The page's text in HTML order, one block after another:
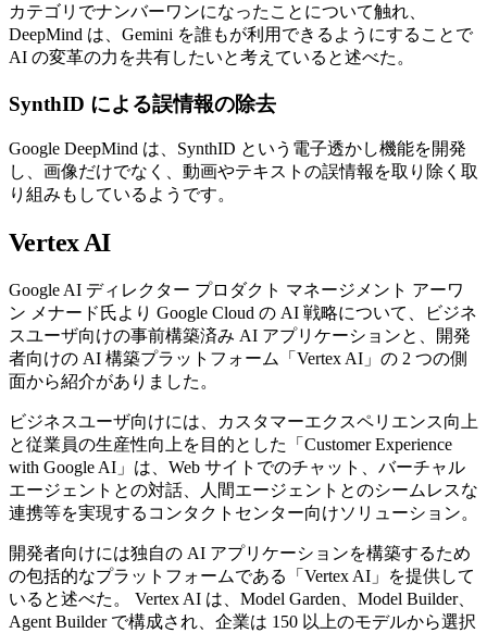
カテゴリでナンバーワンになったことについて触れ、
DeepMind は、Gemini を誰もが利用できるようにすることで
AI の変革の力を共有したいと考えていると述べた。
SynthID による誤情報の除去
Google DeepMind は、SynthID という電子透かし機能を開発
し、画像だけでなく、動画やテキストの誤情報を取り除く取
り組みもしているようです。
Vertex AI
Google AI ディレクター プロダクト マネージメント アーワ
ン メナード氏より Google Cloud の AI 戦略について、ビジネ
スユーザ向けの事前構築済み AI アプリケーションと、開発
者向けの AI 構築プラットフォーム「Vertex AI」の 2 つの側
面から紹介がありました。
ビジネスユーザ向けには、カスタマーエクスペリエンス向上
と従業員の生産性向上を目的とした「Customer Experience
with Google AI」は、Web サイトでのチャット、バーチャル
エージェントとの対話、人間エージェントとのシームレスな
連携等を実現するコンタクトセンター向けソリューション。
開発者向けには独自の AI アプリケーションを構築するため
の包括的なプラットフォームである「Vertex AI」を提供して
いると述べた。 Vertex AI は、Model Garden、Model Builder、
Agent Builder で構成され、企業は 150 以上のモデルから選択